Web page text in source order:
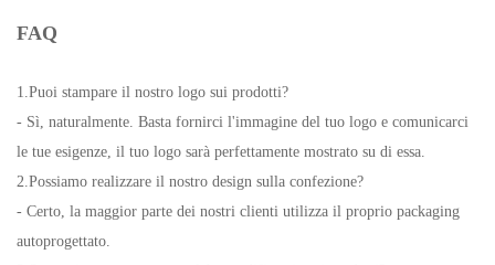
FAQ
1.Puoi stampare il nostro logo sui prodotti?
- Sì, naturalmente. Basta fornirci l'immagine del tuo logo e comunicarci
le tue esigenze, il tuo logo sarà perfettamente mostrato su di essa.
2.Possiamo realizzare il nostro design sulla confezione?
- Certo, la maggior parte dei nostri clienti utilizza il proprio packaging
autoprogettato.